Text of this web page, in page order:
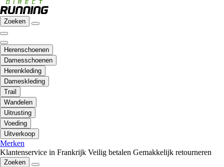
Zoeken
Herenschoenen
Damesschoenen
Herenkleding
Dameskleding
Trail
Wandelen
Uitrusting
Voeding
Uitverkoop
Merken
Klantenservice in Frankrijk Veilig betalen Gemakkelijk retourneren
Zoeken